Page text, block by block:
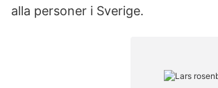
alla personer i Sverige.